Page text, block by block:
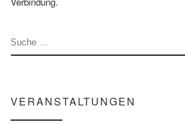
SUCHE
VERANSTALTUNGEN